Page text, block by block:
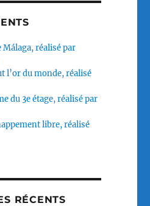
réalisé par
l’or du monde, réalisé
du 3e étage, réalisé par
libre, réalisé
RÉCENTS